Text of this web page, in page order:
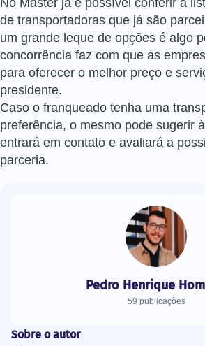
No Master já é possível conferir a
de transportadoras que já são
um grande leque de opções é algo
concorrência faz com que as
para oferecer o melhor preço e
presidente.
Caso o franqueado tenha uma
preferência, o mesmo pode sugerir
entrará em contato e avaliará a
parceria.
Pedro Henrique
59 publicações
Sobre o autor